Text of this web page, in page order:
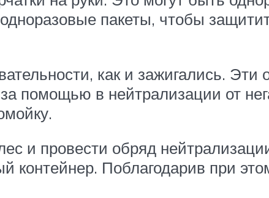
пакеты, чтобы
как и зажигались. Эти
помощью в нейтрализации от
и провести обряд
контейнер. Поблагодарив при